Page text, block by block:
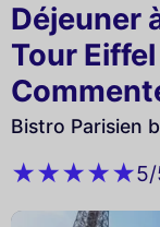
Déjeuner
Tour
Bistro Parisien
5